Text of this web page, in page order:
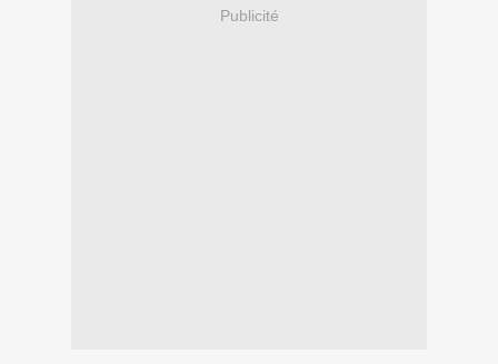
Publicité